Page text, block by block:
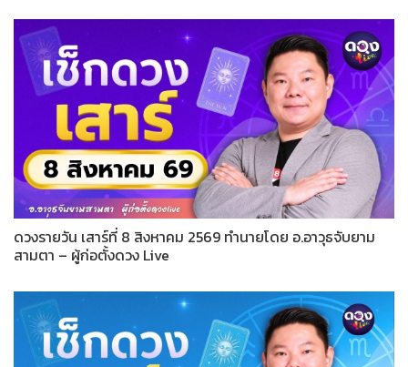
ดวงรายวัน เสาร์ที่ 8 สิงหาคม 2569 ทำนายโดย อ.อาวุธจับยาม
สามตา – ผู้ก่อตั้งดวง Live